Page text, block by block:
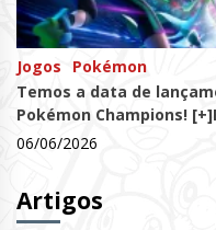
Jogos
Pokémon
Temos a data de
Pokémon Champions!
06/06/2026
Artigos